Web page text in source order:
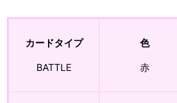
カードタイプ
BATTLE
色
赤